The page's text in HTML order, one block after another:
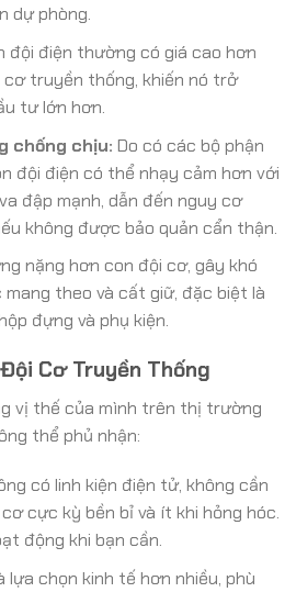
dự phòng.
đội điện thường có giá cao hơn
cơ truyền thống, khiến nó trở
tư lớn hơn.
chống chịu: Do có các bộ phận
đội điện có thể nhạy cảm hơn với
đập mạnh, dẫn đến nguy cơ
không được bảo quản cẩn thận.
nặng hơn con đội cơ, gây khó
theo và cất giữ, đặc biệt là
đựng và phụ kiện.
Cơ Truyền Thống
vị thế của mình trên thị trường
thể phủ nhận:
có linh kiện điện tử, không cần
cực kỳ bền bỉ và ít khi hỏng hóc.
động khi bạn cần.
lựa chọn kinh tế hơn nhiều, phù